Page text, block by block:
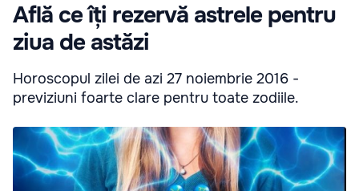
Află ce îți rezervă astrele pentru
ziua de astăzi
Horoscopul zilei de azi 27 noiembrie 2016 -
previziuni foarte clare pentru toate zodiile.